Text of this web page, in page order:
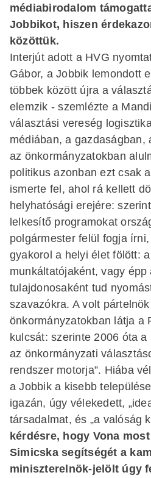
médiabirodalom
Jobbikot, hiszen
közöttük.
Interjút adott a HVG
Gábor, a Jobbik lemondott
többek között újra a
elemzik - szemlézte a
választási vereség
médiában, a gazdaságban,
az önkormányzatokban
politikus azonban ezt csak
ismerte fel, ahol rá kellett
helyhatósági erejére:
lelkesítő programokat
polgármester felül fogja
gyakorol a helyi élet fölött:
munkáltatójaként, vagy
tulajdonosaként tud
szavazókra. A volt
önkormányzatokban látja a
kulcsát: szerinte 2006 óta
az önkormányzati
rendszer motorja”. Hiába
a Jobbik a kisebb
igazán, úgy vélekedett,
társadalmat, és „a valóság
kérdésre, hogy Vona
Simicska segítségét a
miniszterelnök-jelölt úgy